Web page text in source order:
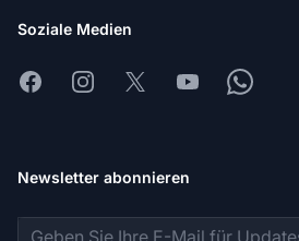
Soziale Medien
FacebookInstagram
X YoutubeWhatsapp
Newsletter abonnieren
E-Mail-Adresse